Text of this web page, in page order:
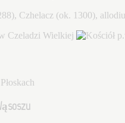
Czhelacz (ok. 1300),